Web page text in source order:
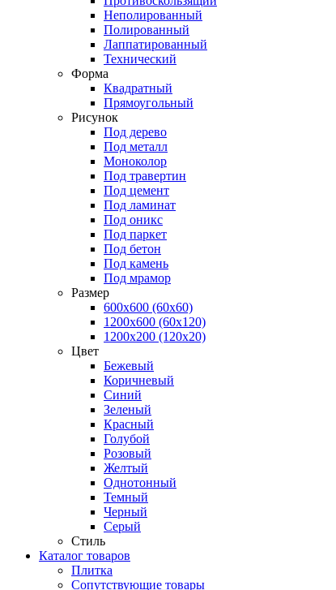
Неполированный
Полированный
Лаппатированный
Технический
Форма
Квадратный
Прямоугольный
Рисунок
Под дерево
Под металл
Моноколор
Под травертин
Под цемент
Под ламинат
Под оникс
Под паркет
Под бетон
Под камень
Под мрамор
Размер
600х600 (60х60)
1200х600 (60х120)
1200х200 (120x20)
Цвет
Бежевый
Коричневый
Синий
Зеленый
Красный
Голубой
Розовый
Желтый
Однотонный
Темный
Черный
Серый
Стиль
Каталог товаров
Плитка
Сопутствующие товары